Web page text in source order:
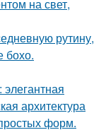
на свет,
рутину,
бохо.
архитектура
форм.